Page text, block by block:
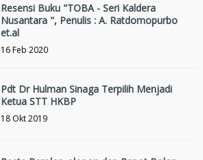
Resensi Buku "TOBA - Seri Kaldera
Nusantara ", Penulis : A. Ratdomopurbo
et.al
16 Feb 2020
Pdt Dr Hulman Sinaga Terpilih Menjadi
Ketua STT HKBP
18 Okt 2019